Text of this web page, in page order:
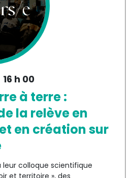
16 h 00
à terre :
la relève en
en création sur
leur colloque scientifique
et territoire », des